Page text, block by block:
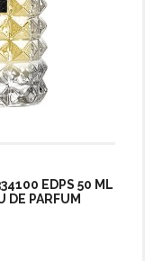
EDPS 50 ML
DE PARFUM